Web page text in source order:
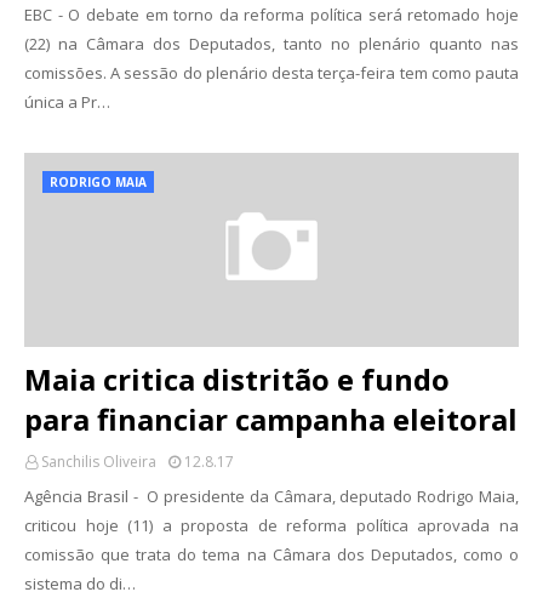
EBC - O debate em torno da reforma política será retomado hoje
(22) na Câmara dos Deputados, tanto no plenário quanto nas
comissões. A sessão do plenário desta terça-feira tem como pauta
única a Pr…
RODRIGO MAIA
Maia critica distritão e fundo
para financiar campanha eleitoral
Sanchilis Oliveira 12.8.17
Agência Brasil - O presidente da Câmara, deputado Rodrigo Maia,
criticou hoje (11) a proposta de reforma política aprovada na
comissão que trata do tema na Câmara dos Deputados, como o
sistema do di…